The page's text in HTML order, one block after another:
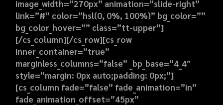
image_width=”270px” animation=”slide-right”
link=”#” color=”hsl(0, 0%, 100%)” bg_color=””
bg_color_hover=”” class=”tt-upper”]
[/cs_column][/cs_row][cs_row
inner_container=”true”
marginless_columns=”false” _bp_base=”4_4″
style=”margin: 0px auto;padding: 0px;”]
[cs_column fade=”false” fade_animation=”in”
fade_animation_offset=”45px”